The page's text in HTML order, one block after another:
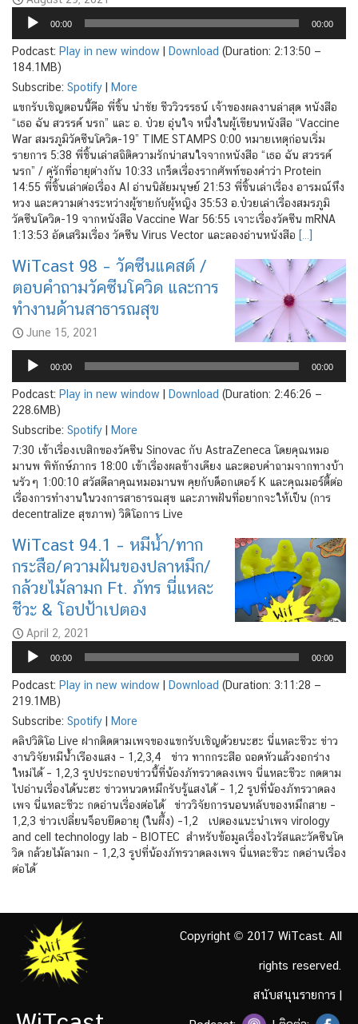
Audio
Player
00:00 00:00
Podcast: Play in new window Download (Duration: 2:13:50 —
184.1MB)
Subscribe: Spotify
More
แขกรับเชิญตอนนี้คือ พี่ชิ้น นําชัย ชีววิวรรธน์ เจ้าของผลงานล่าสุด หนังสือ
“เธอ ฉัน สวรรค์ นรก” และ อ. ป๋วย อุ่นใจ หนึ่งในผู้เขียนหนังสือ “Vaccine
War สมรภูมิวัคซีนโควิด-19” TIME STAMPS 0:00 หมายเหตุก่อนเริ่ม
รายการ 5:38 พี่ชิ้นเล่าสถิติความรักน่าสนใจจากหนังสือ “เธอ ฉัน สวรรค์
นรก” / คู่รักที่อายุต่างกัน 10:33 เกร็ดเรื่องรากศัพท์ของคำว่า Protein
14:55 พี่ชิ้นเล่าต่อเรื่อง AI อ่านนิสัยมนุษย์ 21:53 พี่ชิ้นเล่าเรื่อง อารมณ์หึง
หวง และความต่างระหว่างผู้ชายกับผู้หญิง 35:53 อ.ป๋วยเล่าเรื่องสมรภูมิ
วัคซีนโควิด-19 จากหนังสือ Vaccine War 56:55 เจาะเรื่องวัคซีน mRNA
1:13:53 อัดเสริมเรื่อง วัคซีน Virus Vector และลองอ่านหนังสือ […]
WiTcast 98 – วัคซีนแคสต์ /
ตอบคำถามวัคซีนโควิด และการ
ทำงานด้านสาธารณสุข
June 15, 2021
Audio
Player
00:00 00:00
Podcast: Play in new window Download (Duration: 2:46:26 —
228.6MB)
Subscribe: Spotify
More
7:30 เข้าเรื่องเบสิกของวัคซีน Sinovac กับ AstraZeneca โดยคุณหมอ
มานพ พิทักษ์ภากร 18:00 เข้าเรื่องผลข้างเคียง และตอบคำถามจากทางบ้า
นรัวๆ 1:00:10 สวัสดีลาคุณหมอมานพ คุยกับด็อกเตอร์ K และคุณมอร์ตี้ต่อ
เรื่องการทำงานในวงการสาธารณสุข และภาพฝันที่อยากจะให้เป็น (การ
decentralize สุขภาพ) วิดิโอการ Live
WiTcast 94.1 – หมีน้ำ/ทาก
กระสือ/ความฝันของปลาหมึก/
กล้วยไม้ลามก Ft. ภัทร นี่แหละ
ชีวะ & โอปป้าเปตอง
April 2, 2021
Audio
Player
00:00 00:00
Podcast: Play in new window Download (Duration: 3:11:28 —
219.1MB)
Subscribe: Spotify
More
คลิปวิดิโอ Live ฝากติดตามเพจของแขกรับเชิญด้วยนะฮะ นี่แหละชีวะ ข่าว
งานวิจัยหมีน้ำเรืองแสง – 1,2,3,4 ข่าว ทากกระสือ ถอดหัวแล้วงอกร่าง
ใหม่ได้ – 1,2,3 รูปประกอบข่าวนี้ที่น้องภัทรวาดลงเพจ นี่แหละชีวะ กดตาม
ไปอ่านเรื่องได้นะฮะ ข่าวหนวดหมึกรับรู้แสงได้ – 1,2 รูปที่น้องภัทรวาดลง
เพจ นี่แหละชีวะ กดอ่านเรื่องต่อได้ ข่าววิจัยการนอนหลับของหมึกสาย –
1,2,3 ข่าวเปลี่ยนจ็อบยืดอายุ (ในผึ้ง) –1,2 เปตองแนะนำเพจ virology
and cell technology lab – BIOTEC สำหรับข้อมูลเรื่องไวรัสและวัคซีนโค
วิด กล้วยไม้ลามก – 1,2,3 รูปที่น้องภัทรวาดลงเพจ นี่แหละชีวะ กดอ่านเรื่อง
ต่อได้
Copyright © 2017 WiTcast. All
rights reserved.
สนับสนุนรายการ |